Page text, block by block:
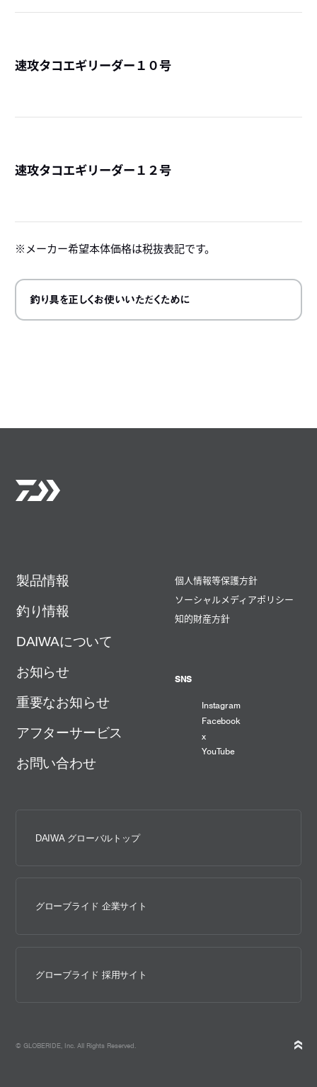
速攻タコエギリーダー１０号
速攻タコエギリーダー１２号
メーカー希望本体価格は税抜表記です。
釣り具を正しくお使いいただくために
製品情報
釣り情報
DAIWAについて
お知らせ
重要なお知らせ
アフターサービス
お問い合わせ
個人情報等保護方針
ソーシャルメディアポリシー
知的財産方針
SNS
Instagram
Facebook
x
YouTube
DAIWA グローバルトップ
グローブライド 企業サイト
グローブライド 採用サイト
© GLOBERIDE, Inc. All Rights Reserved.